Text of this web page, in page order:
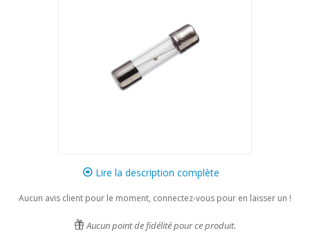
Lire la description complète
Aucun avis client pour le moment, connectez-vous pour en laisser un !
Aucun point de fidélité pour ce produit.